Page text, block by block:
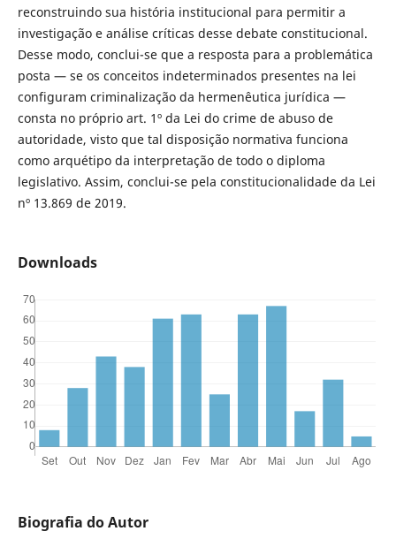
reconstruindo sua história institucional para permitir a
investigação e análise críticas desse debate constitucional.
Desse modo, conclui-se que a resposta para a problemática
posta — se os conceitos indeterminados presentes na lei
configuram criminalização da hermenêutica jurídica —
consta no próprio art. 1º da Lei do crime de abuso de
autoridade, visto que tal disposição normativa funciona
como arquétipo da interpretação de todo o diploma
legislativo. Assim, conclui-se pela constitucionalidade da Lei
nº 13.869 de 2019.
Downloads
Biografia do Autor